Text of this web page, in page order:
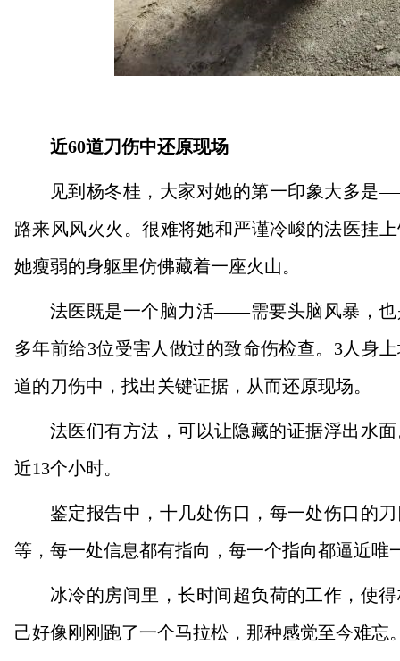
近60道刀伤中还原现场
见到杨冬桂，大家对她的第一印象大多是
路来风风火火。很难将她和严谨冷峻的法医挂
她瘦弱的身躯里仿佛藏着一座火山。
法医既是一个脑力活——需要头脑风暴，也
多年前给3位受害人做过的致命伤检查。3人身
道的刀伤中，找出关键证据，从而还原现场。
法医们有方法，可以让隐藏的证据浮出水
近13个小时。
鉴定报告中，十几处伤口，每一处伤口的
等，每一处信息都有指向，每一个指向都逼近唯
冰冷的房间里，长时间超负荷的工作，使
己好像刚刚跑了一个马拉松，那种感觉至今难忘